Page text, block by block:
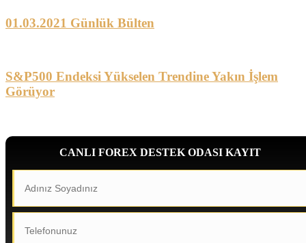
01.03.2021 Günlük Bülten
S&P500 Endeksi Yükselen Trendine Yakın İşlem
Görüyor
CANLI FOREX DESTEK ODASI KAYIT